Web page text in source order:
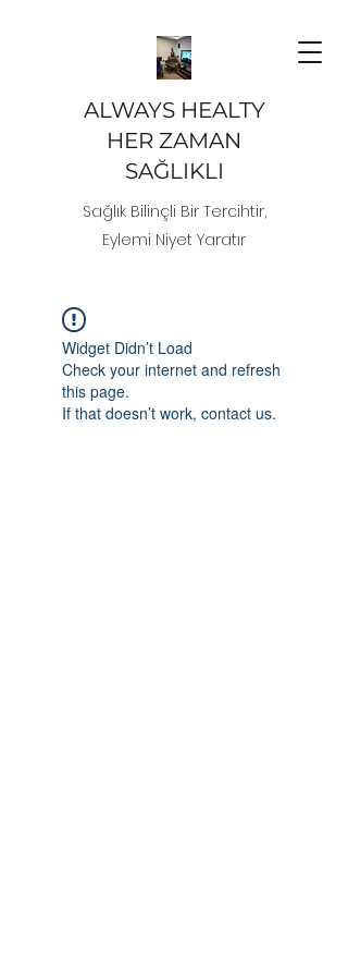
ALWAYS HEALTY
HER ZAMAN
SAĞLIKLI
Sağlık Bilinçli Bir Tercihtir,
Eylemi Niyet Yaratır
Widget Didn’t Load
Check your internet and refresh
this page.
If that doesn’t work, contact us.